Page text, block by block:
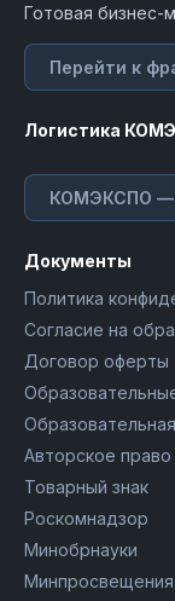
Готовая бизнес-
Перейти к
Логистика
КОМЭКСПО —
Документы
Политика
Согласие на
Договор оферты
Авторское право
Товарный знак
Роскомнадзор
Минобрнауки
Минпросвещения